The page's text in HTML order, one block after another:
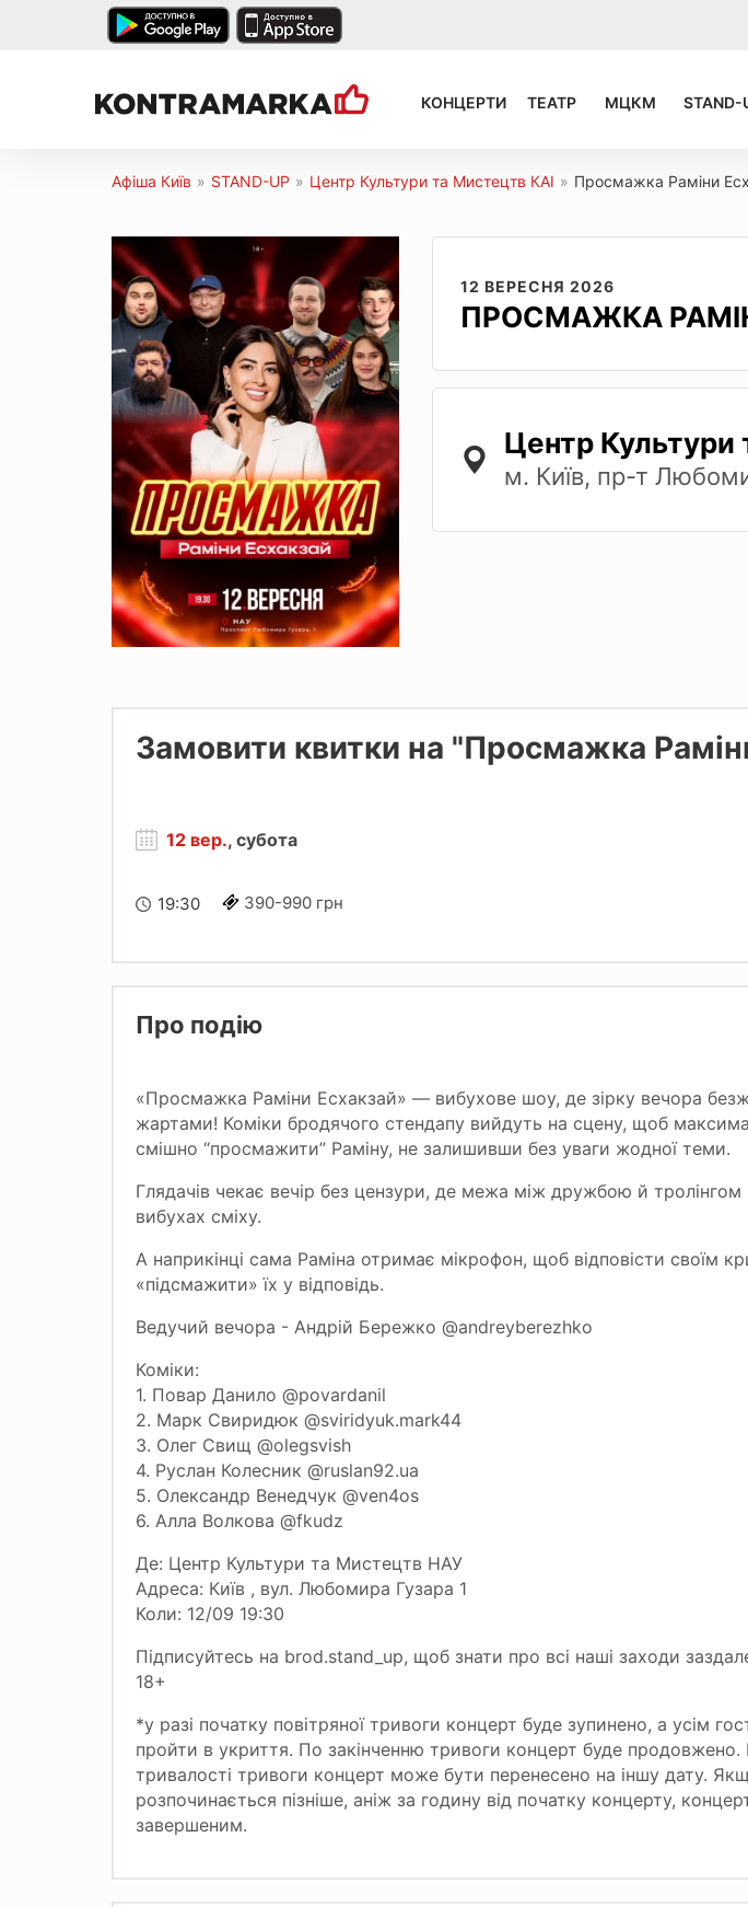
КОНЦЕРТИ ТЕАТР МЦКМ STAND-
Афіша Київ » STAND-UP » Центр Культури та Мистецтв КАІ » Просмажка Раміни
12 ВЕРЕСНЯ 2026
ПРОСМАЖКА
Центр Культури
м. Київ, пр-т
Замовити квитки на "Просмажка
12 вер., субота
19:30 390-990 грн
Про подію
«Просмажка Раміни Есхакзай» — вибухове шоу, де зірку вечора
жартами! Коміки бродячого стендапу вийдуть на сцену, щоб
смішно “просмажити” Раміну, не залишивши без уваги жодної теми.
Глядачів чекає вечір без цензури, де межа між дружбою й
вибухах сміху.
А наприкінці сама Раміна отримає мікрофон, щоб відповісти своїм
«підсмажити» їх у відповідь.
Ведучий вечора - Андрій Бережко @andreyberezhko
Коміки:
1. Повар Данило @povardanil
2. Марк Свиридюк @sviridyuk.mark44
3. Олег Свищ @olegsvish
4. Руслан Колесник @ruslan92.ua
5. Олександр Венедчук @ven4os
6. Алла Волкова @fkudz
Де: Центр Культури та Мистецтв НАУ
Адреса: Київ , вул. Любомира Гузара 1
Коли: 12/09 19:30
Підписуйтесь на brod.stand_up, щоб знати про всі наші заходи
18+
*у разі початку повітряної тривоги концерт буде зупинено, а усім
пройти в укриття. По закінченню тривоги концерт буде продовжено.
тривалості тривоги концерт може бути перенесено на іншу дату.
розпочинається пізніше, аніж за годину від початку концерту,
завершеним.